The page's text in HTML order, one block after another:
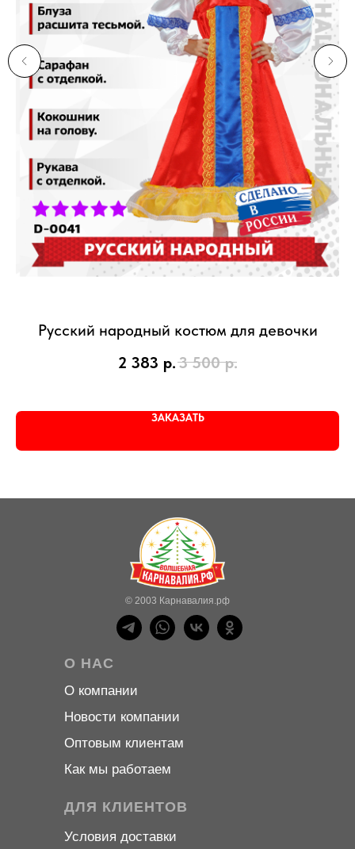
Русский народный костюм для девочки
2 383 р.3 500 р.
ЗАКАЗАТЬ
О НАС
ДЛЯ КЛИЕНТОВ
© 2003 Карнавалия.рф
Условия доставки
О компании
Оптовым клиентам
Новости компании
Как мы работаем